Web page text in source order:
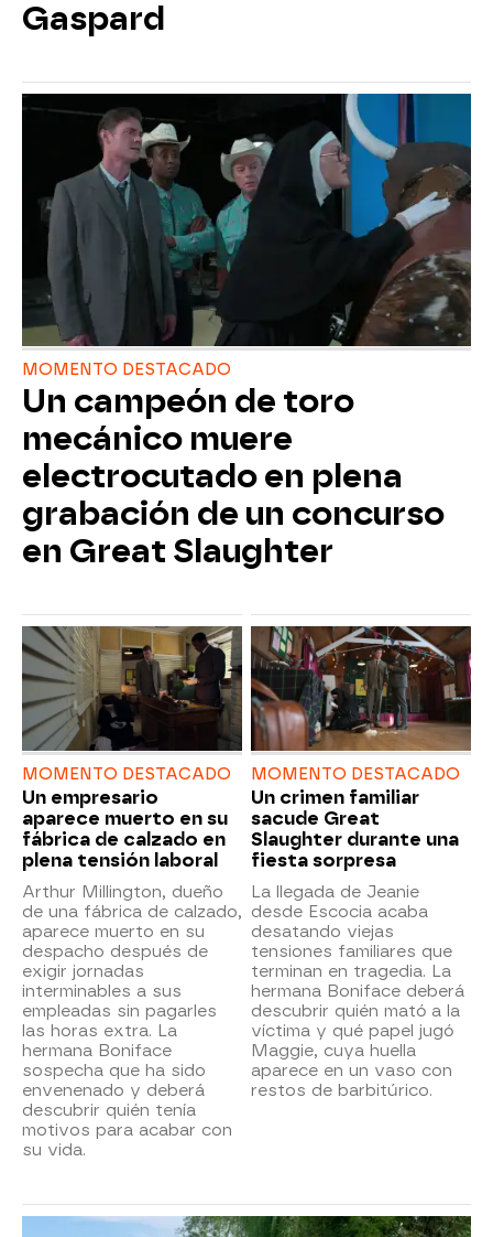
Gaspard
MOMENTO DESTACADO
Un campeón de toro
mecánico muere
electrocutado en plena
grabación de un concurso
en Great Slaughter
MOMENTO DESTACADO
Un empresario
aparece muerto en su
fábrica de calzado en
plena tensión laboral
Arthur Millington, dueño
de una fábrica de calzado,
aparece muerto en su
despacho después de
exigir jornadas
interminables a sus
empleadas sin pagarles
las horas extra. La
hermana Boniface
sospecha que ha sido
envenenado y deberá
descubrir quién tenía
motivos para acabar con
su vida.
MOMENTO DESTACADO
Un crimen familiar
sacude Great
Slaughter durante una
fiesta sorpresa
La llegada de Jeanie
desde Escocia acaba
desatando viejas
tensiones familiares que
terminan en tragedia. La
hermana Boniface deberá
descubrir quién mató a la
víctima y qué papel jugó
Maggie, cuya huella
aparece en un vaso con
restos de barbitúrico.